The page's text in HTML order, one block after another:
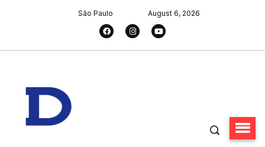
São Paulo August 6, 2026